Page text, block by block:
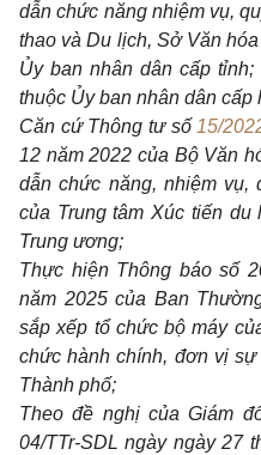
dẫn chức năng nhiệm vụ,
thao và Du lịch, Sở Văn
Ủy ban nhân dân cấp
thuộc Ủy ban nhân dân cấp
Căn cứ Thông tư số 15/
12 năm 2022 của Bộ Văn
dẫn chức năng, nhiệm
của Trung tâm Xúc tiến du
Trung ương;
Thực hiện Thông báo số
năm 2025 của Ban
sắp xếp tổ chức bộ máy
chức hành chính, đơn vị
Thành phố;
Theo đề nghị của Giám
04/TTr-SDL ngày ngày 27